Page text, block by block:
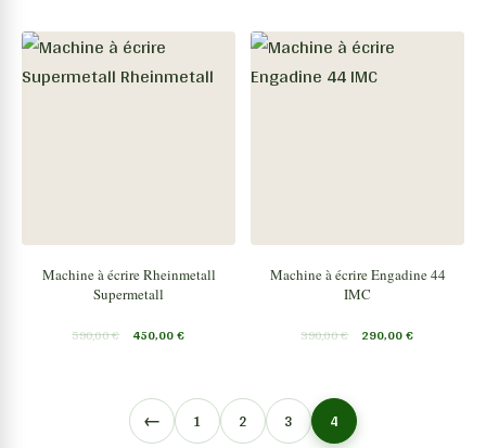
Machine à écrire Rheinmetall
Supermetall
590,00€ 450,00€
Machine à écrire Engadine 44
IMC
390,00€ 290,00€
← 1 2 3 4